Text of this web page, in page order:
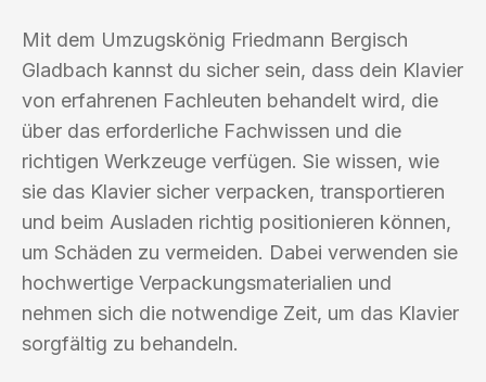
Mit dem Umzugskönig Friedmann Bergisch
Gladbach kannst du sicher sein, dass dein Klavier
von erfahrenen Fachleuten behandelt wird, die
über das erforderliche Fachwissen und die
richtigen Werkzeuge verfügen. Sie wissen, wie
sie das Klavier sicher verpacken, transportieren
und beim Ausladen richtig positionieren können,
um Schäden zu vermeiden. Dabei verwenden sie
hochwertige Verpackungsmaterialien und
nehmen sich die notwendige Zeit, um das Klavier
sorgfältig zu behandeln.